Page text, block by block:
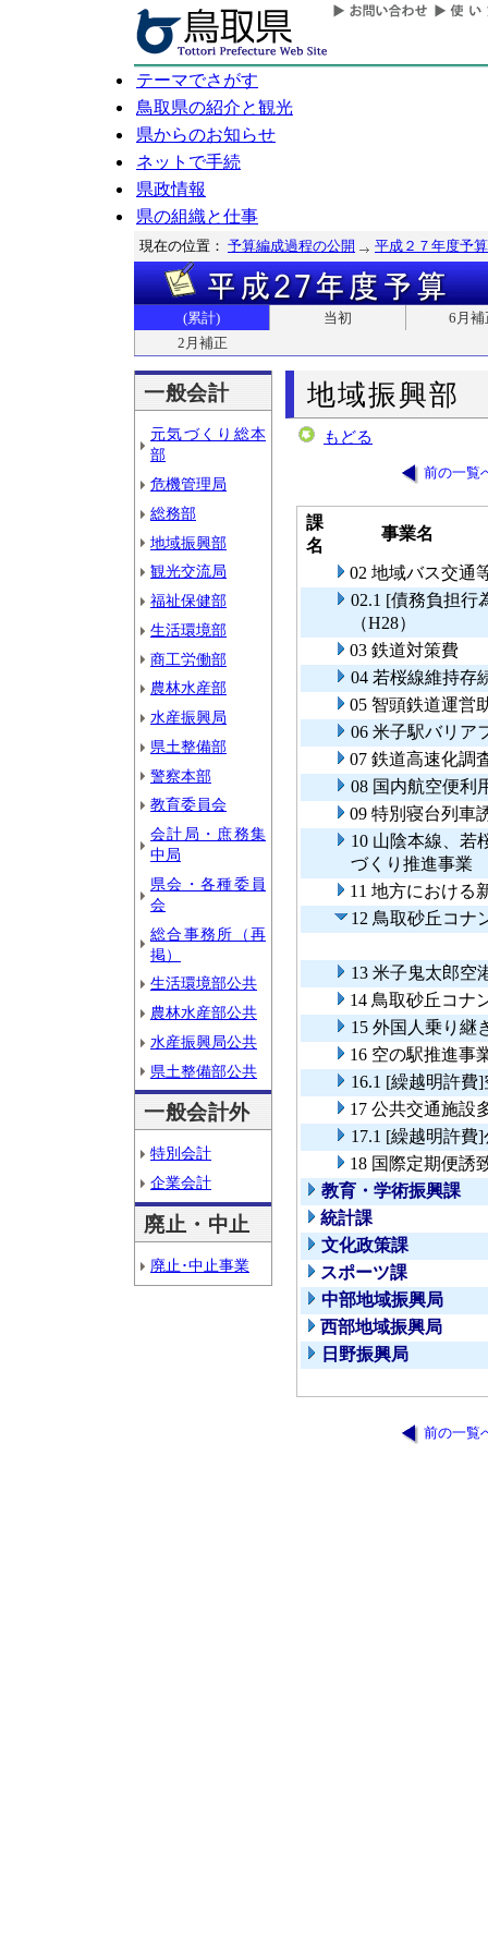
テーマでさがす
鳥取県の紹介と観光
県からのお知らせ
ネットで手続
県政情報
県の組織と仕事
現在の位置： 予算編成過程の公開 平成２７年度予算
(累計) 当初
6月補
2月補正
一般会計
元気づくり総本
部
危機管理局
総務部
地域振興部
観光交流局
福祉保健部
生活環境部
商工労働部
農林水産部
水産振興局
県土整備部
警察本部
教育委員会
会計局・庶務集
中局
県会・各種委員
会
総合事務所（再
掲）
生活環境部公共
農林水産部公共
水産振興局公共
県土整備部公共
一般会計外
特別会計
企業会計
廃止・中止
廃止･中止事業
地域振興部
もどる
前の一覧
課
名
事業名
02 地域バス交通
02.1 [債務負担行
（H28）
03 鉄道対策費
04 若桜線維持存
05 智頭鉄道運営
06 米子駅バリア
07 鉄道高速化調
08 国内航空便利
09 特別寝台列
10 山陰本線、若
づくり推進事
11 地方における
12 鳥取砂丘コナ
13 米子鬼太郎空
14 鳥取砂丘コナ
15 外国人乗り継
16 空の駅推進事
16.1 [繰越明許費
17 公共交通施設
17.1 [繰越明許費
18 国際定期便誘
教育・学術振興課
統計課
文化政策課
スポーツ課
中部地域振興局
西部地域振興局
日野振興局
前の一覧